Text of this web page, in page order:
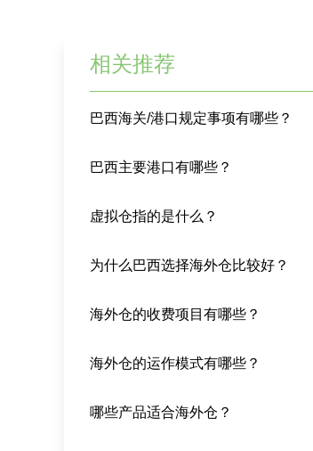
相关推荐
巴西海关/港口规定事项有哪些？
巴西主要港口有哪些？
虚拟仓指的是什么？
为什么巴西选择海外仓比较好？
海外仓的收费项目有哪些？
海外仓的运作模式有哪些？
哪些产品适合海外仓？